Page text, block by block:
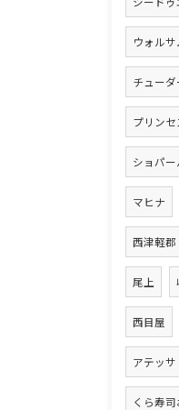
ウォルサ
チューダ
プリン
ショパー
マヒナ
西津軽郡
尾上
西目屋
アテッサ
くら寿